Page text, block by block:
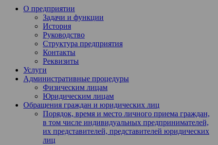
О предприятии
Задачи и функции
История
Руководство
Структура предприятия
Контакты
Реквизиты
Услуги
Административные процедуры
Физическим лицам
Юридическим лицам
Обращения граждан и юридических лиц
Порядок, время и место личного приема граждан,
в том числе индивидуальных предпринимателей,
их представителей, представителей юридических
лиц